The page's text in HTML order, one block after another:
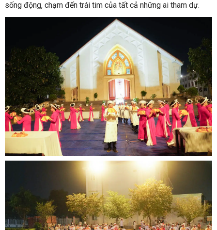
sống động, chạm đến trái tim của tất cả những ai tham dự.